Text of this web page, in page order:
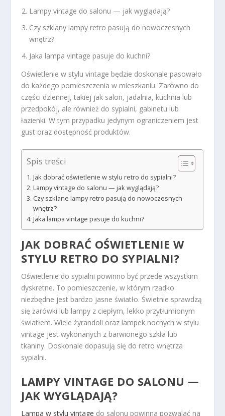
Lampy vintage do salonu — jak wyglądają?
Czy szklany lampy retro pasują do nowoczesnych
wnętrz?
Jaka lampa vintage pasuje do kuchni?
Oświetlenie w stylu vintage będzie doskonale pasowało
do każdego pomieszczenia w mieszkaniu. Zarówno do
części dziennej, takiej jak salon, jadalnia, kuchnia lub
przedpokój, ale również do sypialni, gabinetu lub
łazienki. W tym przypadku jedynym ograniczeniem jest
gust oraz dostępność produktów.
Spis treści
Jak dobrać oświetlenie w stylu retro do sypialni?
Lampy vintage do salonu — jak wyglądają?
Czy szklane lampy retro pasują do nowoczesnych
wnętrz?
Jaka lampa vintage pasuje do kuchni?
JAK DOBRAĆ OŚWIETLENIE W
STYLU RETRO DO SYPIALNI?
Oświetlenie do sypialni powinno być przede wszystkim
dyskretne. To pomieszczenie, w którym rzadko
niezbędne jest bardzo jasne światło. Świetnie sprawdzą
się żarówki lub lampy z ciepłym, lekko przytłumionym
światłem. Wiele żyrandoli oraz lampek nocnych w stylu
vintage jest wykonanych z barwionego szkła lub
tkaniny. Doskonale dopasują się do retro wnętrza
sypialni.
LAMPY VINTAGE DO SALONU —
JAK WYGLĄDAJĄ?
Lampa w stylu vintage do salonu powinna pozwalać na